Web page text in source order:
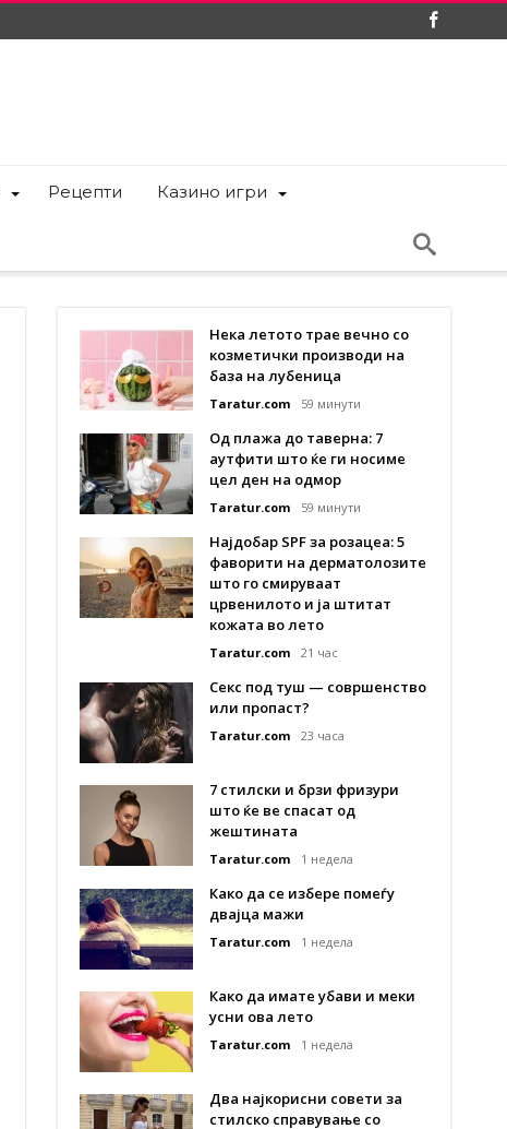
Рецепти Казино игри
Нека летото трае вечно со
козметички производи на
база на лубеница
Taratur.com 59 минути
Од плажа до таверна: 7
аутфити што ќе ги носиме
цел ден на одмор
Taratur.com 59 минути
Најдобар SPF за розацеа: 5
фаворити на дерматолозите
што го смируваат
црвенилото и ја штитат
кожата во лето
Taratur.com 21 час
Секс под туш — совршенство
или пропаст?
Taratur.com 23 часа
7 стилски и брзи фризури
што ќе ве спасат од
жештината
Taratur.com 1 недела
Како да се избере помеѓу
двајца мажи
Taratur.com 1 недела
Како да имате убави и меки
усни ова лето
Taratur.com 1 недела
Два најкорисни совети за
стилско справување со